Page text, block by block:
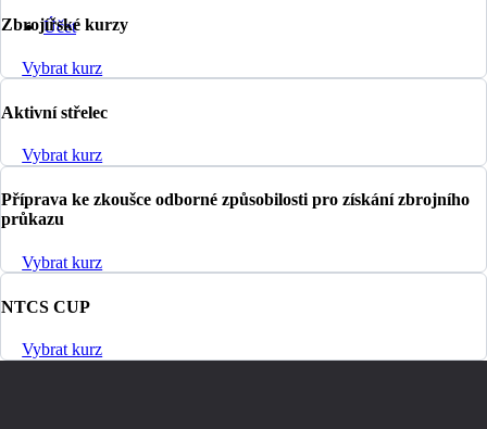
Účet
Zbrojířské kurzy
Vybrat kurz
Aktivní střelec
Vybrat kurz
Příprava ke zkoušce odborné způsobilosti pro získání zbrojního
průkazu
Vybrat kurz
NTCS CUP
Vybrat kurz